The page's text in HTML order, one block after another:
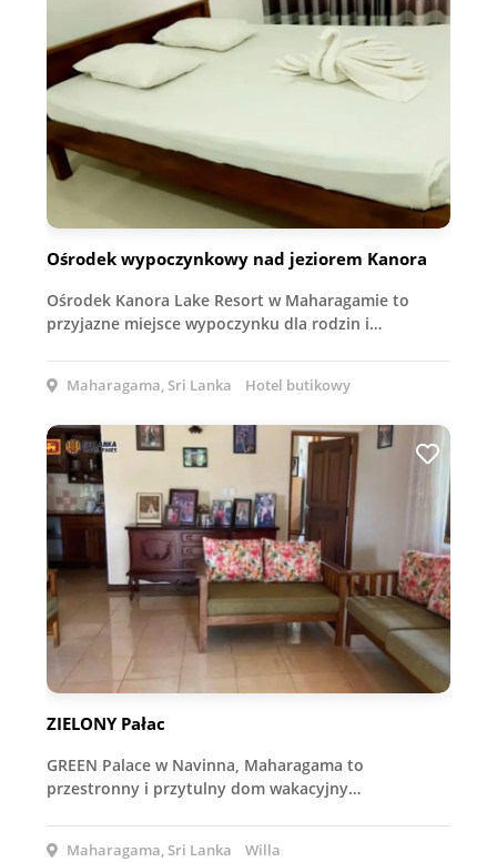
Ośrodek wypoczynkowy nad jeziorem Kanora
Ośrodek Kanora Lake Resort w Maharagamie to
przyjazne miejsce wypoczynku dla rodzin i…
Maharagama, Sri Lanka Hotel butikowy
ZIELONY Pałac
GREEN Palace w Navinna, Maharagama to
przestronny i przytulny dom wakacyjny…
Maharagama, Sri Lanka Willa